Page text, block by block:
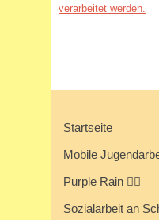
verarbeitet werden.
Startseite
Mobile
Purple Rain 🏳️‍🌈
Sozialarbeit an